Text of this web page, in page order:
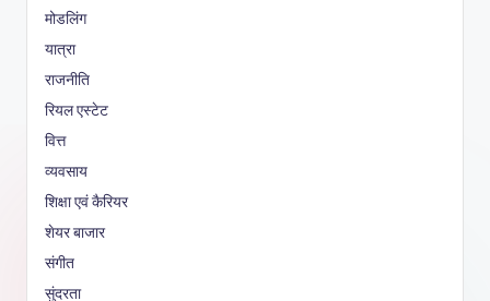
मोडलिंग
यात्रा
राजनीति
रियल एस्टेट
वित्त
व्यवसाय
शिक्षा एवं कैरियर
शेयर बाजार
संगीत
सुंदरता